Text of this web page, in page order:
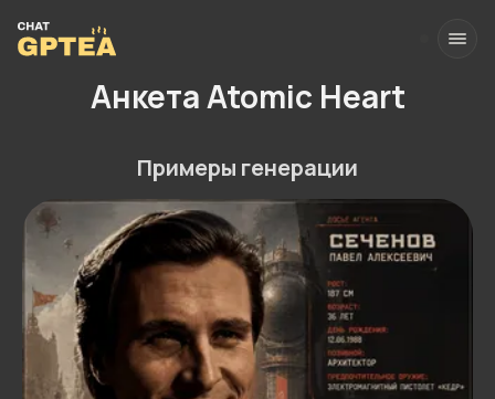
Анкета Atomic Heart
Примеры генерации